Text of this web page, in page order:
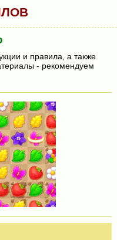
и правила, а также
- рекомендуем